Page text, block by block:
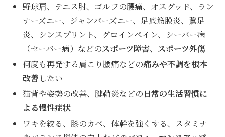
野球肩、テニス肘、ゴルフの腰痛、オスグッド、ラン
ナーズニー、ジャンパーズニー、足底筋膜炎、鵞足
炎、シンスプリント、グロインペイン、シーバー病
（セーバー病）などのスポーツ障害、スポーツ外傷
何度も再発する肩こり腰痛などの痛みや不調を根本
改善したい
猫背や姿勢の改善、腱鞘炎などの日常の生活習慣に
よる慢性症状
ワキを絞る、膝のカベ、体幹を強くする、スタミナ